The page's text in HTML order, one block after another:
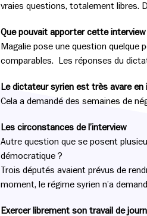
vraies questions, totalement libres.
Que pouvait apporter cette interview
Magalie pose une question quelque
comparables. Les réponses du
Le dictateur syrien est très avare
Cela a demandé des semaines de
Les circonstances de l’interview
Autre question que se posent
démocratique ?
Trois députés avaient prévus de
moment, le régime syrien n’a
Exercer librement son travail de